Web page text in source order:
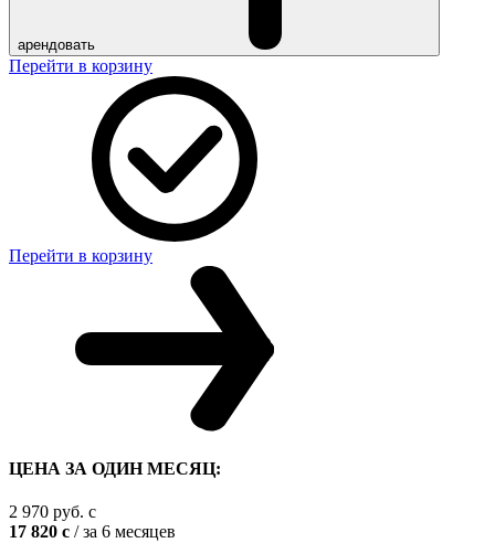
арендовать
Перейти в корзину
Перейти в корзину
ЦЕНА ЗА ОДИН МЕСЯЦ:
2 970 руб. c
17 820 c / за 6 месяцев